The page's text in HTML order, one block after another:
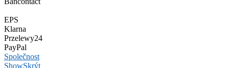
EPS
Klarna
Przelewy24
PayPal
Společnost
ShowSkrýt